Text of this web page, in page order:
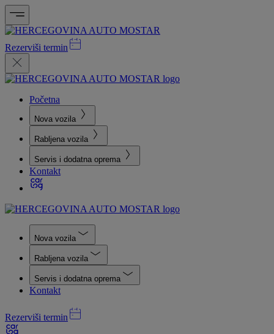
Rezerviši termin
Početna
Nova vozila
Rabljena vozila
Servis i dodatna oprema
Kontakt
Nova vozila
Rabljena vozila
Servis i dodatna oprema
Kontakt
Rezerviši termin